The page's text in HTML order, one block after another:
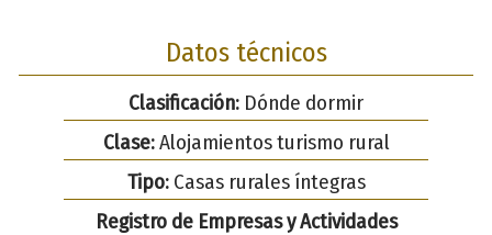
Datos técnicos
Clasificación: Dónde dormir
Clase:Alojamientos turismo rural
Tipo:Casas rurales íntegras
Registro de Empresas y Actividades